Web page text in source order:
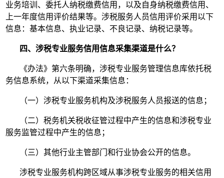
业务培训、委托人纳税缴费信用，以及自身纳税缴费信用、
上一年度信用评价结果等。涉税服务人员信用评价采用以下
信息：基本信息、执业记录、不良记录、纳税记录等。
四、涉税专业服务信用信息采集渠道是什么？
《办法》第六条明确，涉税专业服务管理信息库依托税
务信息系统，从以下渠道采集信息：
（一）涉税专业服务机构及涉税服务人员报送的信息；
（二）税务机关税收征管过程中产生的信息和涉税专业
服务监管过程中产生的信息；
（三）其他行业主管部门和行业协会公开的信息。
涉税专业服务机构跨区域从事涉税专业服务的相关信用